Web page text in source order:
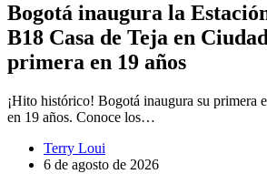
Bogotá inaugura la
B18 Casa de Teja en
primera en 19 años
¡Hito histórico! Bogotá inaugura su primera
en 19 años. Conoce los…
Terry Loui
6 de agosto de 2026